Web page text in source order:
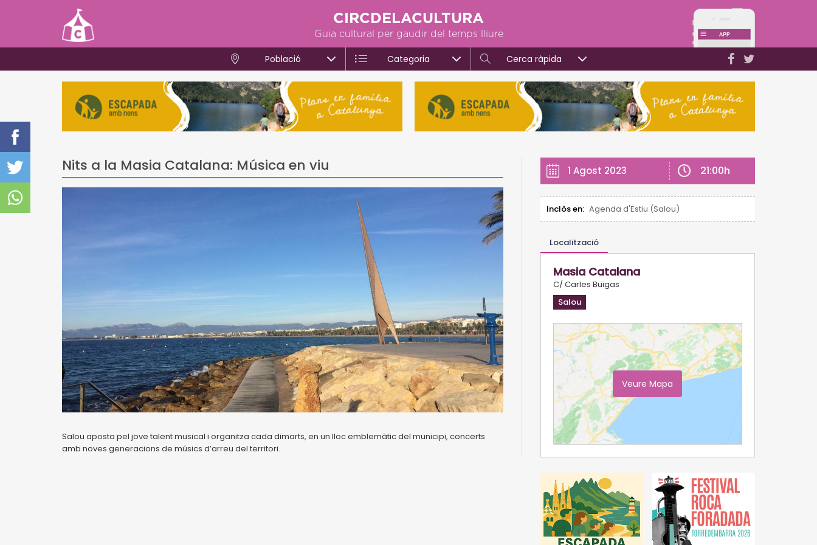
CIRCDELACULTURA
Guia cultural per gaudir del temps lliure
Població Categoria Cerca ràpida
Nits a la Masia Catalana: Música en viu
Salou aposta pel jove talent musical i organitza cada dimarts, en un lloc emblemàtic del municipi, concerts
amb noves generacions de músics d’arreu del territori.
1 Agost 2023 21:00h
Inclòs en: Agenda d'Estiu (Salou)
Localització
Masia Catalana
C/ Carles Buïgas
Salou
Veure Mapa